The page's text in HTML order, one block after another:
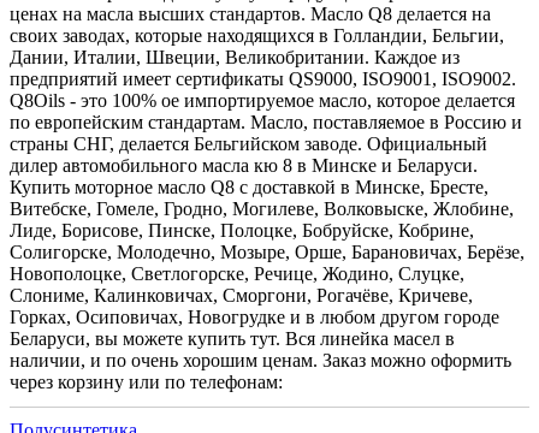
ценах на масла высших стандартов. Масло Q8 делается на
своих заводах, которые находящихся в Голландии, Бельгии,
Дании, Италии, Швеции, Великобритании. Каждое из
предприятий имеет сертификаты QS9000, ISO9001, ISO9002.
Q8Oils - это 100% ое импортируемое масло, которое делается
по европейским стандартам. Масло, поставляемое в Россию и
страны СНГ, делается Бельгийском заводе. Официальный
дилер автомобильного масла кю 8 в Минске и Беларуси.
Купить моторное масло Q8 с доставкой в Минске, Бресте,
Витебске, Гомеле, Гродно, Могилеве, Волковыске, Жлобине,
Лиде, Борисове, Пинске, Полоцке, Бобруйске, Кобрине,
Солигорске, Молодечно, Мозыре, Орше, Барановичах, Берёзе,
Новополоцке, Светлогорске, Речице, Жодино, Слуцке,
Слониме, Калинковичах, Сморгони, Рогачёве, Кричеве,
Горках, Осиповичах, Новогрудке и в любом другом городе
Беларуси, вы можете купить тут. Вся линейка масел в
наличии, и по очень хорошим ценам. Заказ можно оформить
через корзину или по телефонам: